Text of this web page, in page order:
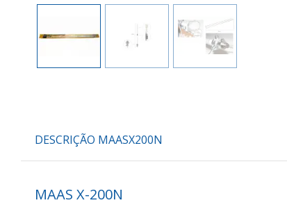
DESCRIÇÃO MAASX200N
MAAS X-200N